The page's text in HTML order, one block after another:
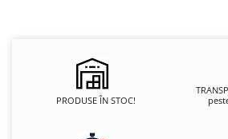
PRODUSE ÎN STOC!